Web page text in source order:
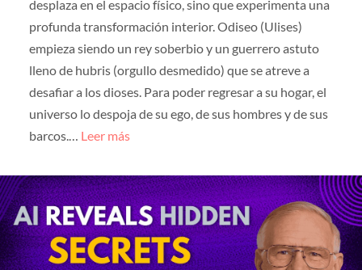
desplaza en el espacio físico, sino que experimenta una
profunda transformación interior. Odiseo (Ulises)
empieza siendo un rey soberbio y un guerrero astuto
lleno de hubris (orgullo desmedido) que se atreve a
desafiar a los dioses. Para poder regresar a su hogar, el
universo lo despoja de su ego, de sus hombres y de sus
barcos.… Leer más